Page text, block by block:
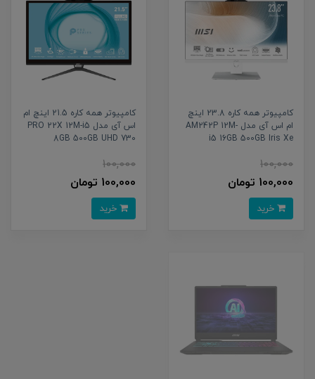
کامپیوتر همه کاره 23.8 اینچ
ام اس آی مدل AM242P 12M-
i5 16GB 500GB Iris Xe
100,000
100,000 تومان
کامپیوتر همه کاره 21.5 اینچ ام
اس آی مدل PRO 22X 12M-i5
8GB 500GB UHD 730
100,000
100,000 تومان